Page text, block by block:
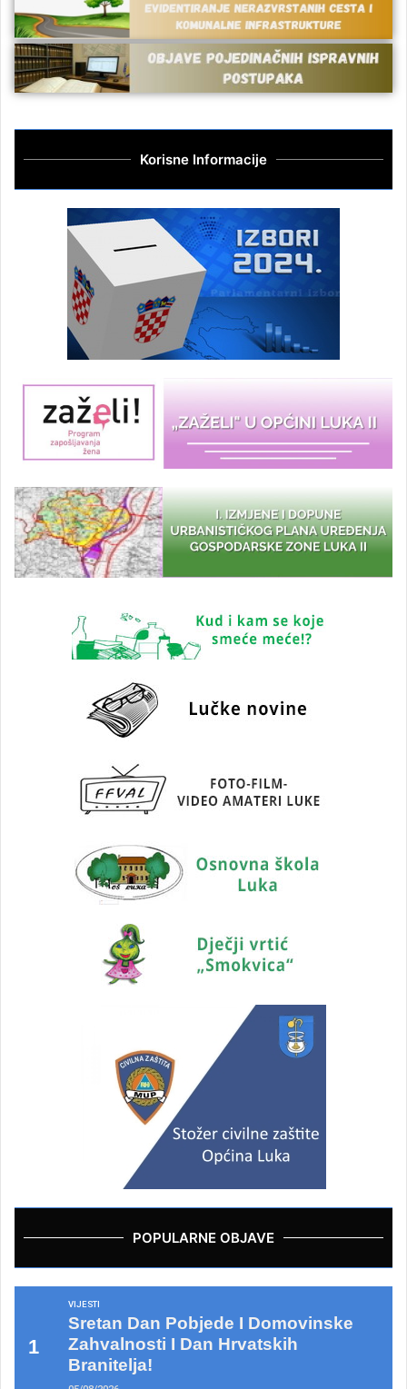
Korisne Informacije
POPULARNE OBJAVE
VIJESTI
Sretan Dan Pobjede I Domovinske
Zahvalnosti I Dan Hrvatskih
Branitelja!